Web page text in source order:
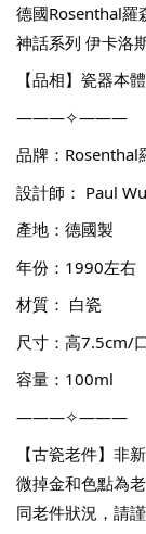
德國Rosenthal羅
神話系列 伊卡洛
【品相】瓷器本
———✧———
品牌：Rosenthal
設計師： Paul
產地：德國製
年份：1990左右
材質： 白瓷
尺寸：高7.5cm/
容量：100ml
———✧———
【古瓷老件】非
微掉金和色點為
同老件狀況，請